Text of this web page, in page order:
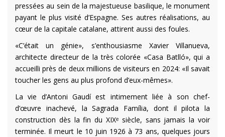
pressées au sein de la majestueuse basilique, le monument
payant le plus visité d’Espagne. Ses autres réalisations, au
cœur de la capitale catalane, attirent aussi des foules.
«C’était un génie», s’enthousiasme Xavier Villanueva,
architecte directeur de la très colorée «Casa Batlló», qui a
accueilli près de deux millions de visiteurs en 2024: «Il savait
toucher les gens au plus profond d’eux-mêmes».
La vie d’Antoni Gaudí est intimement liée à son chef-
d’œuvre inachevé, la Sagrada Família, dont il pilota la
construction dès la fin du XIXᵉ siècle, sans jamais la voir
terminée. Il meurt le 10 juin 1926 à 73 ans, quelques jours